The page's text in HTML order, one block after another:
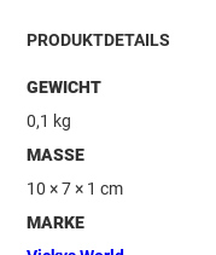
PRODUKTDETAILS
GEWICHT
0,1 kg
MASSE
10 × 7 × 1 cm
MARKE